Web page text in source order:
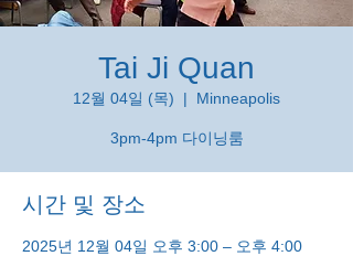
Tai Ji Quan
12월 04일 (목)
  |
Minneapolis
3pm-4pm 다이닝룸
시간 및 장소
2025년 12월 04일 오후 3:00 – 오후 4:00